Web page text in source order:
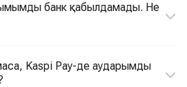
банк қабылдамады. Не
Kaspi Pay-де аударымды